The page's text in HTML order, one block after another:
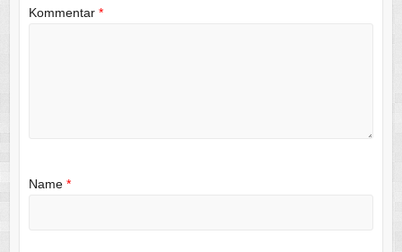
Kommentar *
Name *